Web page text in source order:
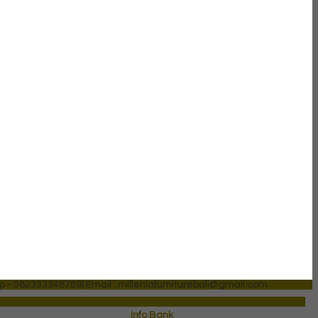
- 082333348789) Email : milleniafurniturebali@gmail.com
Info Bank